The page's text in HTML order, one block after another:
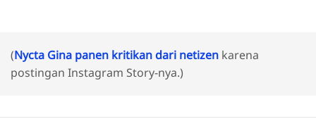
(Nycta Gina panen kritikan dari netizen karena
postingan Instagram Story-nya.)